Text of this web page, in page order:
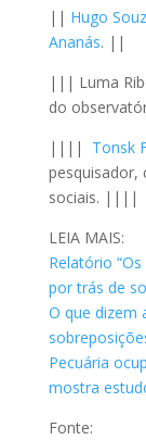
|| Hugo
Ananás. ||
||| Luma
do
|||| Tonsk
pesquisador,
sociais. ||||
LEIA MAIS:
Relatório
por trás de
O que dizem
Pecuária
mostra
Fonte: